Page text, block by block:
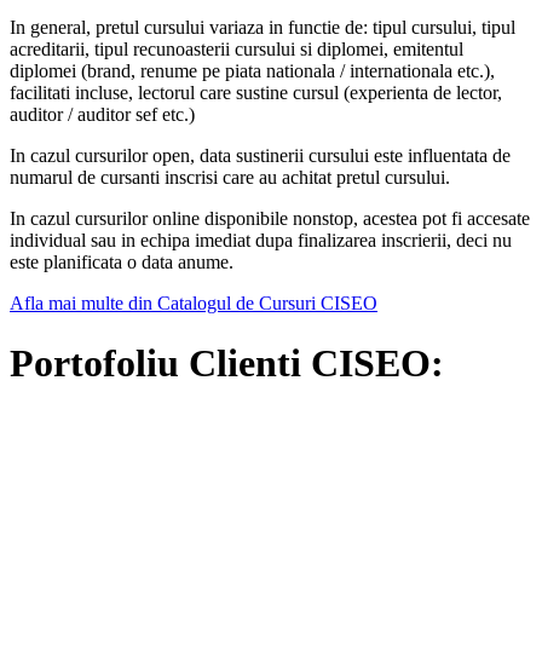
In general, pretul cursului variaza in functie de: tipul cursului, tipul
acreditarii, tipul recunoasterii cursului si diplomei, emitentul
diplomei (brand, renume pe piata nationala / internationala etc.),
facilitati incluse, lectorul care sustine cursul (experienta de lector,
auditor / auditor sef etc.)
In cazul cursurilor open, data sustinerii cursului este influentata de
numarul de cursanti inscrisi care au achitat pretul cursului.
In cazul cursurilor online disponibile nonstop, acestea pot fi accesate
individual sau in echipa imediat dupa finalizarea inscrierii, deci nu
este planificata o data anume.
Afla mai multe din Catalogul de Cursuri CISEO
Portofoliu Clienti CISEO: